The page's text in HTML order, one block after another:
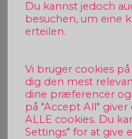
15.08.-
Schöpfen –
Du kannst jedoch
besuchen, um eine
erteilen.
Vi bruger cookies
dig den mest
dine præferencer og
på "Accept All"
ALLE cookies. Du
Settings" for at give